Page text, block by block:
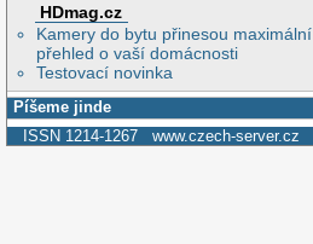
HDmag.cz
Kamery do bytu přinesou maximální
přehled o vaší domácnosti
Testovací novinka
Píšeme jinde
ISSN 1214-1267 www.czech-server.cz